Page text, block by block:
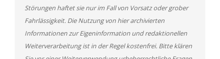
Störungen haftet sie nur im Fall von Vorsatz oder grober
Fahrlässigkeit. Die Nutzung von hier archivierten
Informationen zur Eigeninformation und redaktionellen
Weiterverarbeitung ist in der Regel kostenfrei. Bitte klären